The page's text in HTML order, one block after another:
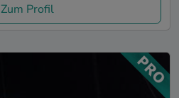
Zum Profil